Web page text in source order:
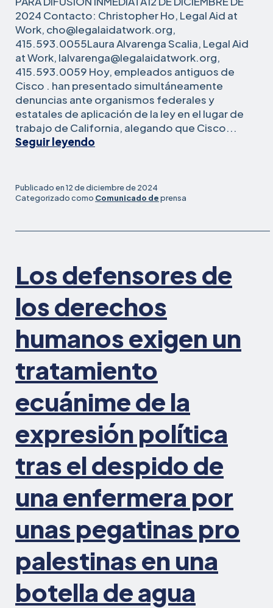
2024 Contacto: Christopher Ho, Legal Aid at
Work, cho@legalaidatwork.org,
415.593.0055Laura Alvarenga Scalia, Legal Aid
at Work, lalvarenga@legalaidatwork.org,
415.593.0059 Hoy, empleados actuales
y
antiguos de
Cisco
Systems,
Inc
. han presentado simultáneamente
denuncias ante organismos federales y
estatales de aplicación de la ley en el lugar de
trabajo de California, alegando que Cisco...
Seguir leyendo
antiguos
de
denuncias
ante
organismos
laborales
federales
y
de
California
supresión
ilegal
Publicado en12 de diciembre de 2024
Categorizado como Comunicado deprensa
Los defensores de
los derechos
humanos exigen un
tratamiento
ecuánime de la
expresión política
tras el despido de
una enfermera por
unas pegatinas pro
palestinas en una
botella de agua